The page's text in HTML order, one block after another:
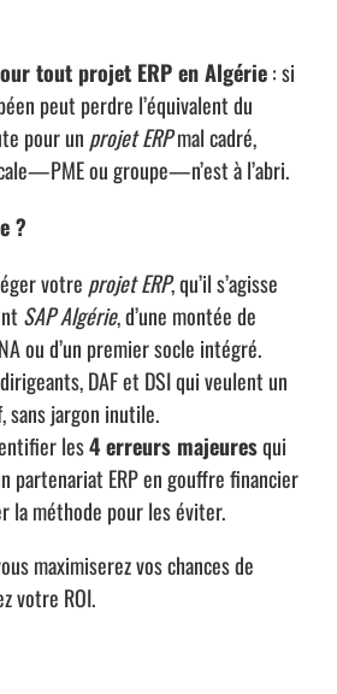
tout projet ERP en Algérie: si
peut perdre l’équivalent du
pour un projet ERPmal cadré,
ou groupe—n’est à l’abri.
?
votre projet ERP, qu’il s’agisse
SAP Algérie, d’une montée de
ou d’un premier socle intégré.
DAF et DSI qui veulent un
sans jargon inutile.
les4 erreurs majeuresqui
partenariat ERP en gouffre financier
méthode pour les éviter.
maximiserez vos chances de
votre ROI.